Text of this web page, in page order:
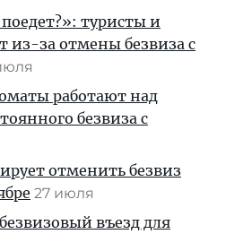
туристы и
из-за отмены безвиза с
работают над
безвиза с
отменить безвиз
27 июля
въезд для